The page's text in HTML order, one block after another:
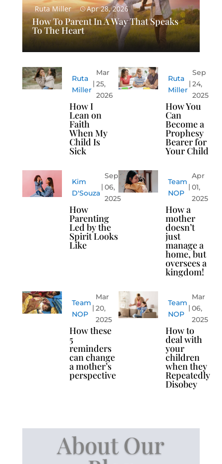
Ruta Miller Apr 28, 2026
How To Parent In A Way That Speaks
To The Heart
Ruta
Miller
Mar
25,
2026
How I
Lean on
Faith
When My
Child Is
Sick
Ruta
Miller
Sep
24,
2025
How You
Can
Become a
Prophesy
Bearer for
Your Child
Kim
D'Souza
Sep
06,
2025
How
Parenting
Led by the
Spirit Looks
Like
Team
NOP
Apr
01,
2025
How a
mother
doesn’t
just
manage a
home, but
oversees a
kingdom!
Team
NOP
Mar
20,
2025
How these
5
reminders
can change
a mother’s
perspective
Team
NOP
Mar
06,
2025
How to
deal with
your
children
when they
Repeatedly
Disobey
About Our